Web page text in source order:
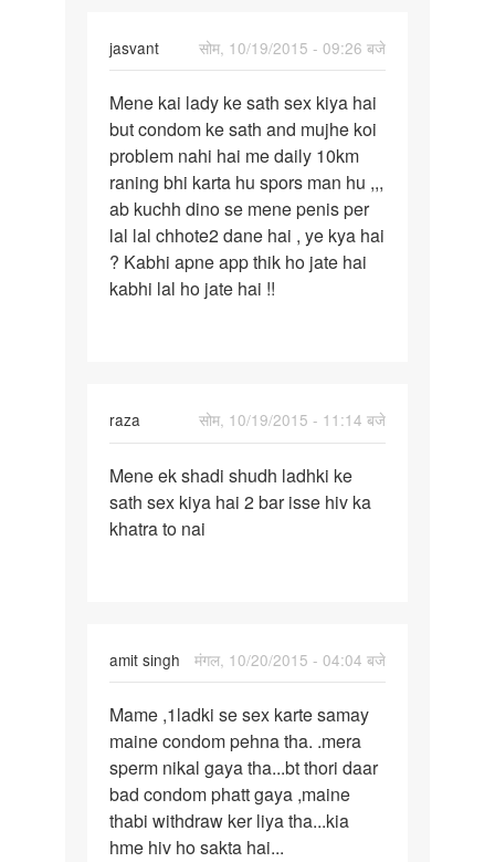
jasvant
सोम, 10/19/2015 - 09:26 बजे
Mene
kai
lady
ke
sath
sex
Mene kai lady ke sath sex kiya hai
but condom ke sath and mujhe koi
problem nahi hai me daily 10km
raning bhi karta hu spors man hu ,,,
ab kuchh dino se mene penis per
lal lal chhote2 dane hai , ye kya hai
? Kabhi apne app thik ho jate hai
kabhi lal ho jate hai !!
raza
सोम, 10/19/2015 - 11:14 बजे
Mene
ek
shadi
Mene ek shadi shudh ladhki ke
sath sex kiya hai 2 bar isse hiv ka
khatra to nai
amit singh
मंगल, 10/20/2015 - 04:04 बजे
Mame
,1ladki
se
sex
karte
Mame ,1ladki se sex karte samay
maine condom pehna tha. .mera
sperm nikal gaya tha...bt thori daar
bad condom phatt gaya ,maine
thabi withdraw ker liya tha...kia
hme hiv ho sakta hai...